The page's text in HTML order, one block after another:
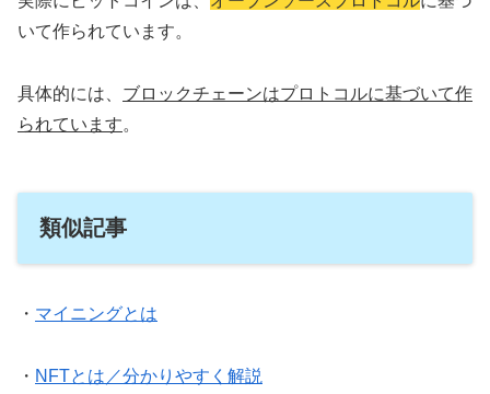
いて作られています。
具体的には、 ブロックチェーンはプロトコルに基づいて作
られています。
類似記事
・ マイニングとは
・ NFTとは／分かりやすく解説